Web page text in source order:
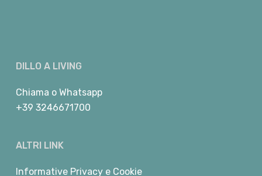
DILLO A LIVING
Chiama o Whatsapp
+39 3246671700
ALTRI LINK
Informative Privacy e Cookie